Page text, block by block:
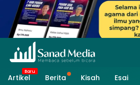
Artikel Berita Kisah Esai